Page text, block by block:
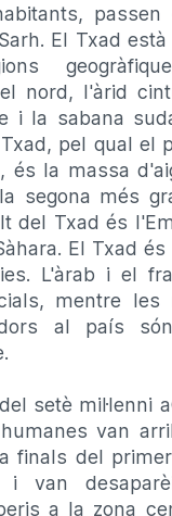
El Txad
nord, l'àrid
i la sabana
pel qual el
és la massa
segona més
del Txad és
El Txad
L'àrab i el
mentre les
al país
setè mil·lenni
van
finals del primer
van
a la zona